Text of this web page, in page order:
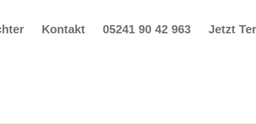
Kontakt 05241 90 42 963 Jetzt